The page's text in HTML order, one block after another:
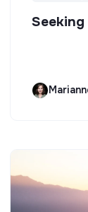
Seeking